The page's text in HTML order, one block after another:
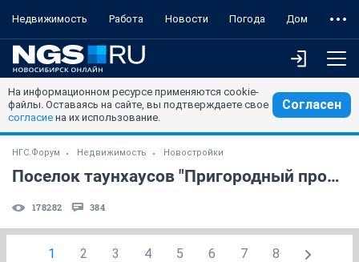
Недвижимость Работа Новости Погода Дом
На информационном ресурсе применяются cookie-
файлы. Оставаясь на сайте, вы подтверждаете свое
согласие на их использование.
Согласен
НГС.Форум Недвижимость Новостройки
Поселок таунхаусов "Пригородный простор" (часть 9)
178282 384
1 2 3 4 5 6 7 8